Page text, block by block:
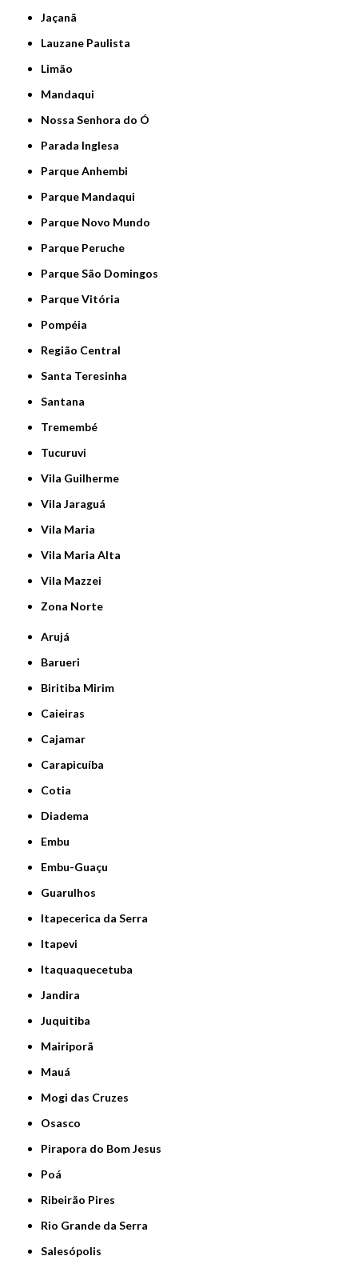
Jaçanã
Lauzane Paulista
Limão
Mandaqui
Nossa Senhora do Ó
Parada Inglesa
Parque Anhembi
Parque Mandaqui
Parque Novo Mundo
Parque Peruche
Parque São Domingos
Parque Vitória
Pompéia
Região Central
Santa Teresinha
Santana
Tremembé
Tucuruvi
Vila Guilherme
Vila Jaraguá
Vila Maria
Vila Maria Alta
Vila Mazzei
Zona Norte
Arujá
Barueri
Biritiba Mirim
Caieiras
Cajamar
Carapicuíba
Cotia
Diadema
Embu
Embu-Guaçu
Guarulhos
Itapecerica da Serra
Itapevi
Itaquaquecetuba
Jandira
Juquitiba
Mairiporã
Mauá
Mogi das Cruzes
Osasco
Pirapora do Bom Jesus
Poá
Ribeirão Pires
Rio Grande da Serra
Salesópolis